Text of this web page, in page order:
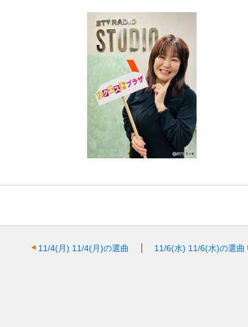
11/4(月) 11/4(月)の選曲 11/6(水) 11/6(水)の選曲